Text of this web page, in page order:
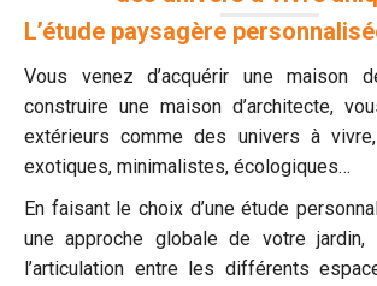
L’étude paysagère
Vous venez d’acquérir une maison
construire une maison d’architecte,
extérieurs comme des univers à vivre,
exotiques, minimalistes, écologiques…
En faisant le choix d’une étude
une approche globale de votre jardin,
l’articulation entre les différents